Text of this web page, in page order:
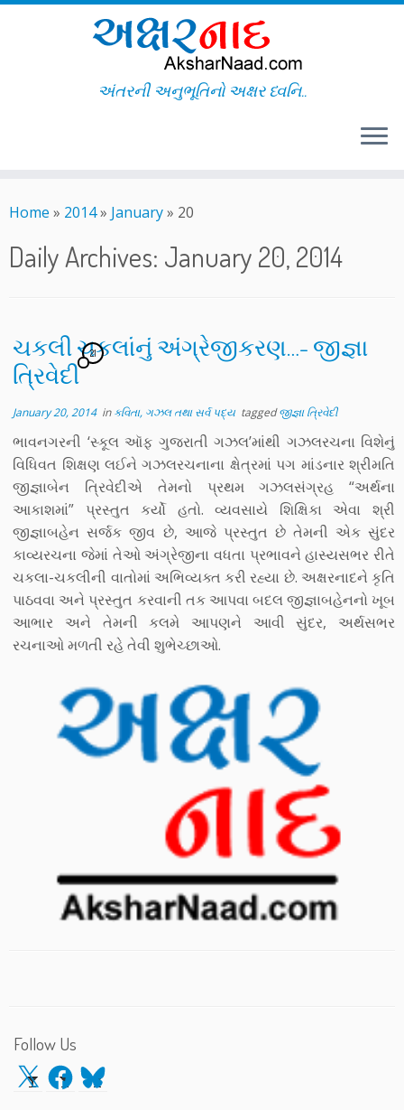
to
અંતરની અનુભૂતિનો અક્ષર ધ્વનિ..
Home » 2014» January» 20
Daily Archives: January 20, 2014
ચકલી ચકલાંનું અંગ્રેજીકરણ…- જીજ્ઞા
ત્રિવેદી
21
January 20, 2014inકવિતા, ગઝલ તથા સર્વ પદ્ય taggedજીજ્ઞા ત્રિવેદી
ભાવનગરની ‘સ્કૂલ ઑફ ગુજરાતી ગઝલ’માંથી ગઝલરચના વિશેનું
વિધિવત શિક્ષણ લઈને ગઝલરચનાના ક્ષેત્રમાં પગ માંડનાર શ્રીમતિ
જીજ્ઞાબેન ત્રિવેદીએ તેમનો પ્રથમ ગઝલસંગ્રહ “અર્થના
આકાશમાં” પ્રસ્તુત કર્યો હતો. વ્યવસાયે શિક્ષિકા એવા શ્રી
જીજ્ઞાબહેન સર્જક જીવ છે, આજે પ્રસ્તુત છે તેમની એક સુંદર
કાવ્યરચના જેમાં તેઓ અંગ્રેજીના વધતા પ્રભાવને હાસ્યસભર રીતે
ચકલા-ચકલીની વાતોમાં અભિવ્યક્ત કરી રહ્યા છે. અક્ષરનાદને કૃતિ
પાઠવવા અને પ્રસ્તુત કરવાની તક આપવા બદલ જીજ્ઞાબહેનનો ખૂબ
આભાર અને તેમની કલમે આપણને આવી સુંદર, અર્થસભર
રચનાઓ મળતી રહે તેવી શુભેચ્છાઓ.
Follow Us
X Facebook
Bluesky